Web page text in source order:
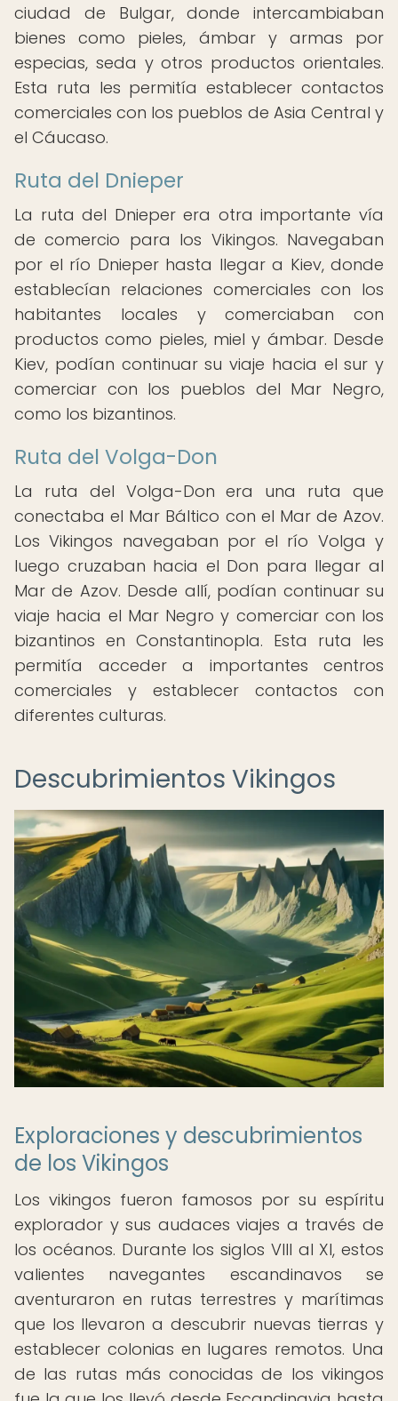
ciudad de Bulgar, donde intercambiaban
bienes como pieles, ámbar y armas por
especias, seda y otros productos orientales.
Esta ruta les permitía establecer contactos
comerciales con los pueblos de Asia Central y
el Cáucaso.
Ruta del Dnieper
La ruta del Dnieper era otra importante vía
de comercio para los Vikingos. Navegaban
por el río Dnieper hasta llegar a Kiev, donde
establecían relaciones comerciales con los
habitantes locales y comerciaban con
productos como pieles, miel y ámbar. Desde
Kiev, podían continuar su viaje hacia el sur y
comerciar con los pueblos del Mar Negro,
como los bizantinos.
Ruta del Volga-Don
La ruta del Volga-Don era una ruta que
conectaba el Mar Báltico con el Mar de Azov.
Los Vikingos navegaban por el río Volga y
luego cruzaban hacia el Don para llegar al
Mar de Azov. Desde allí, podían continuar su
viaje hacia el Mar Negro y comerciar con los
bizantinos en Constantinopla. Esta ruta les
permitía acceder a importantes centros
comerciales y establecer contactos con
diferentes culturas.
Descubrimientos Vikingos
Exploraciones y descubrimientos
de los Vikingos
Los vikingos fueron famosos por su espíritu
explorador y sus audaces viajes a través de
los océanos. Durante los siglos VIII al XI, estos
valientes navegantes escandinavos se
aventuraron en rutas terrestres y marítimas
que los llevaron a descubrir nuevas tierras y
establecer colonias en lugares remotos. Una
de las rutas más conocidas de los vikingos